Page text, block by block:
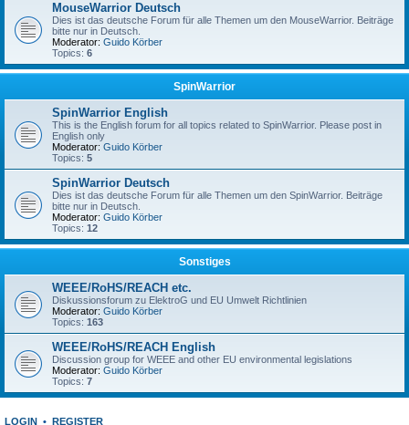
MouseWarrior Deutsch
Dies ist das deutsche Forum für alle Themen um den MouseWarrior. Beiträge
bitte nur in Deutsch.
Moderator: Guido Körber
Topics: 6
SpinWarrior
SpinWarrior English
This is the English forum for all topics related to SpinWarrior. Please post in
English only
Moderator: Guido Körber
Topics: 5
SpinWarrior Deutsch
Dies ist das deutsche Forum für alle Themen um den SpinWarrior. Beiträge
bitte nur in Deutsch.
Moderator: Guido Körber
Topics: 12
Sonstiges
WEEE/RoHS/REACH etc.
Diskussionsforum zu ElektroG und EU Umwelt Richtlinien
Moderator: Guido Körber
Topics: 163
WEEE/RoHS/REACH English
Discussion group for WEEE and other EU environmental legislations
Moderator: Guido Körber
Topics: 7
LOGIN • REGISTER